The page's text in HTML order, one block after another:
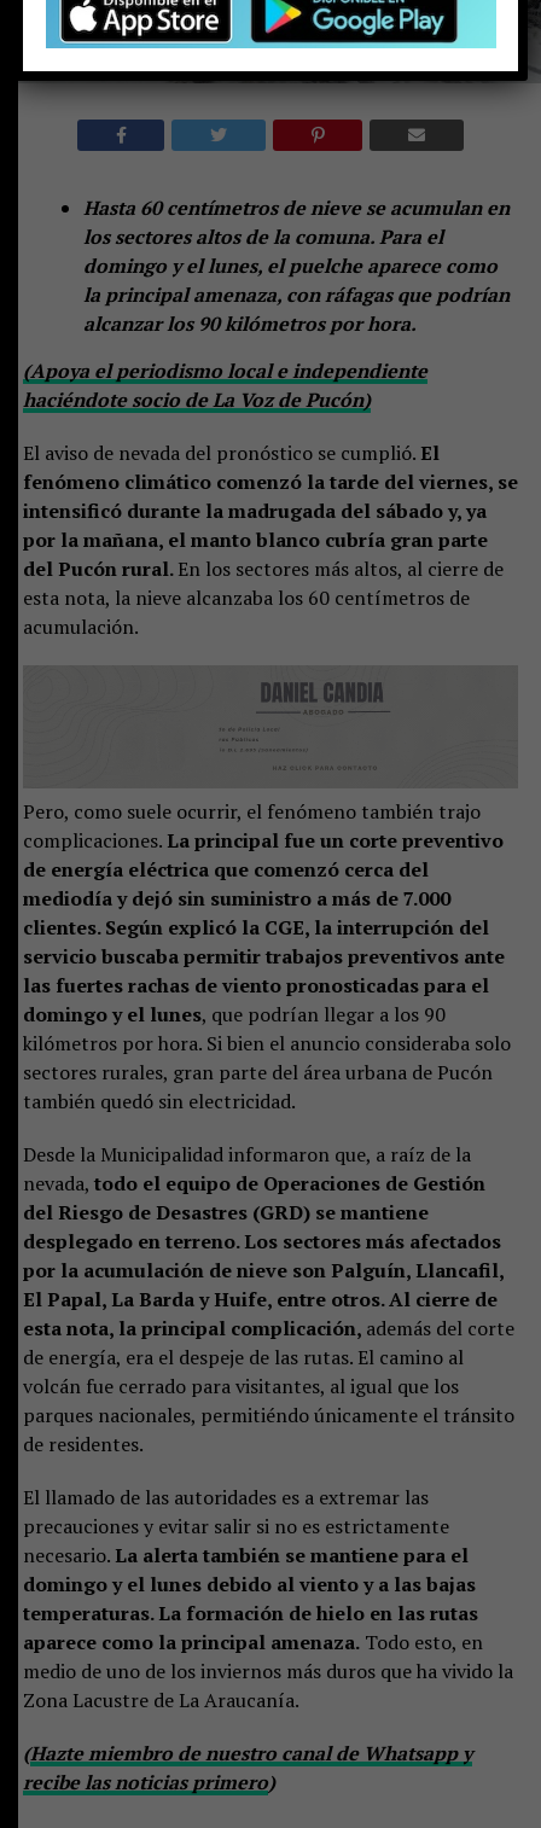
Hasta 60 centímetros de nieve se acumulan en
los sectores altos de la comuna. Para el
domingo y el lunes, el puelche aparece como
la principal amenaza, con ráfagas que podrían
alcanzar los 90 kilómetros por hora.
(Apoya el periodismo local e independiente
haciéndote socio de La Voz de Pucón)
El aviso de nevada del pronóstico se cumplió. El
fenómeno climático comenzó la tarde del viernes, se
intensificó durante la madrugada del sábado y, ya
por la mañana, el manto blanco cubría gran parte
del Pucón rural.En los sectores más altos, al cierre de
esta nota, la nieve alcanzaba los 60 centímetros de
acumulación.
Pero, como suele ocurrir, el fenómeno también trajo
complicaciones. La principal fue un corte preventivo
de energía eléctrica que comenzó cerca del
mediodía y dejó sin suministro a más de 7.000
clientes. Según explicó la CGE, la interrupción del
servicio buscaba permitir trabajos preventivos ante
las fuertes rachas de viento pronosticadas para el
domingo y el lunes, que podrían llegar a los 90
kilómetros por hora. Si bien el anuncio consideraba solo
sectores rurales, gran parte del área urbana de Pucón
también quedó sin electricidad.
Desde la Municipalidad informaron que, a raíz de la
nevada, todo el equipo de Operaciones de Gestión
del Riesgo de Desastres (GRD) se mantiene
desplegado en terreno. Los sectores más afectados
por la acumulación de nieve son Palguín, Llancafil,
El Papal, La Barda y Huife, entre otros. Al cierre de
esta nota, la principal complicación, además del corte
de energía, era el despeje de las rutas. El camino al
volcán fue cerrado para visitantes, al igual que los
parques nacionales, permitiéndo únicamente el tránsito
de residentes.
El llamado de las autoridades es a extremar las
precauciones y evitar salir si no es estrictamente
necesario. La alerta también se mantiene para el
domingo y el lunes debido al viento y a las bajas
temperaturas. La formación de hielo en las rutas
aparece como la principal amenaza.Todo esto, en
medio de uno de los inviernos más duros que ha vivido la
Zona Lacustre de La Araucanía.
(Hazte miembro de nuestro canal de Whatsapp y
recibe las noticias primero)